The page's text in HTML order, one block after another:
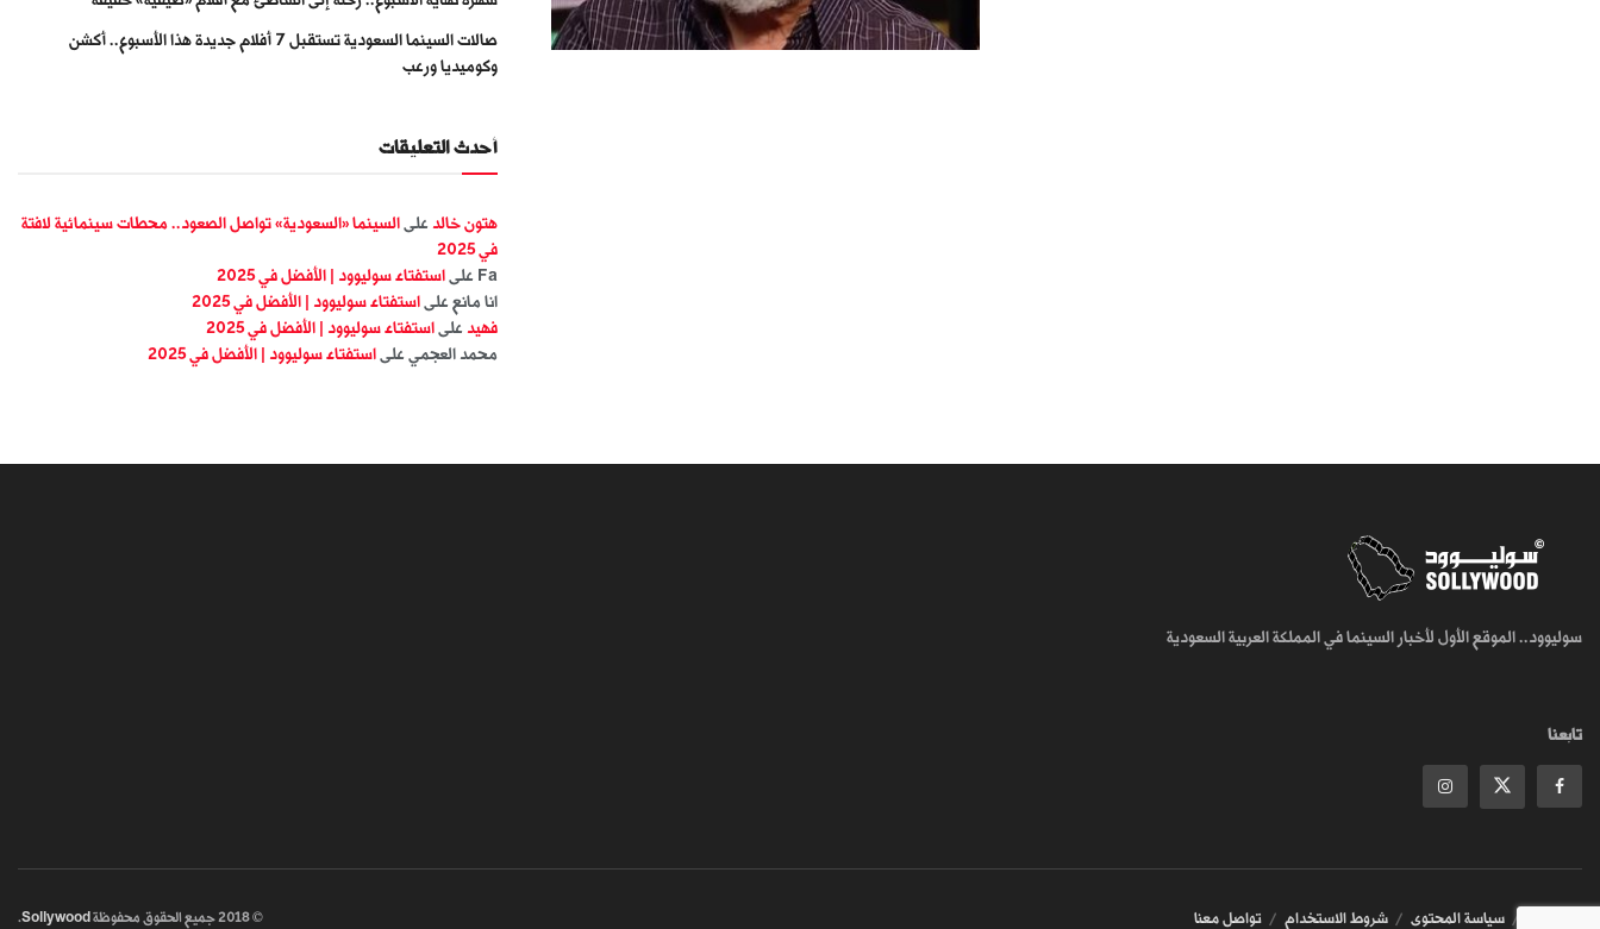
صالات السينما السعودية تستقبل 7 أفلام جديدة هذا الأسبوع.. أكشن
وكوميديا ورعب
أحدث التعليقات
هتون خالد على السينما «السعودية» تواصل الصعود.. محطات سينمائية لافتة
في 2025
Fa على استفتاء سوليوود | الأفضل في 2025
انا مانع على استفتاء سوليوود | الأفضل في 2025
فهيد على استفتاء سوليوود | الأفضل في 2025
محمد العجمي على استفتاء سوليوود | الأفضل في 2025
سوليوود.. الموقع الأول لأخبار السينما في المملكة العربية السعودية
تابعنا
© 2018 جميع الحقوق محفوظة Sollywood
. سياسة المحتوى شروط الاستخدام تواصل معنا